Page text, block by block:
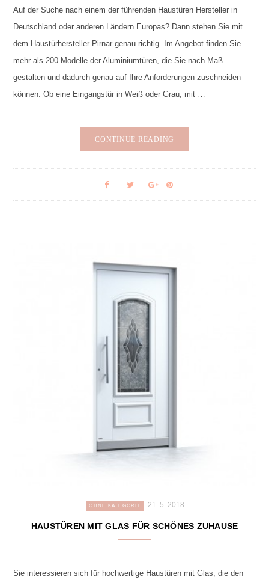
Auf der Suche nach einem der führenden Haustüren Hersteller in
Deutschland oder anderen Ländern Europas? Dann stehen Sie mit
dem Haustürhersteller Pirnar genau richtig. Im Angebot finden Sie
mehr als 200 Modelle der Aluminiumtüren, die Sie nach Maß
gestalten und dadurch genau auf Ihre Anforderungen zuschneiden
können. Ob eine Eingangstür in Weiß oder Grau, mit …
CONTINUE READING
OHNE KATEGORIE 21. 5. 2018
HAUSTÜREN MIT GLAS FÜR SCHÖNES ZUHAUSE
Sie interessieren sich für hochwertige Haustüren mit Glas, die den